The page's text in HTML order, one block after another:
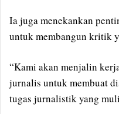
Ia juga menekankan
untuk membangun kritik
“Kami akan menjalin
jurnalis untuk membuat
tugas jurnalistik yang